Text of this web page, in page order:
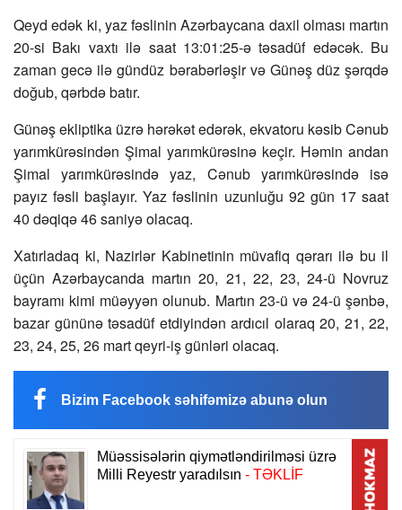
Qeyd edək ki, yaz fəslinin Azərbaycana daxil olması martın
20-si Bakı vaxtı ilə saat 13:01:25-ə təsadüf edəcək. Bu
zaman gecə ilə gündüz bərabərləşir və Günəş düz şərqdə
doğub, qərbdə batır.
Günəş ekliptika üzrə hərəkət edərək, ekvatoru kəsib Cənub
yarımkürəsindən Şimal yarımkürəsinə keçir. Həmin andan
Şimal yarımkürəsində yaz, Cənub yarımkürəsində isə
payız fəsli başlayır. Yaz fəslinin uzunluğu 92 gün 17 saat
40 dəqiqə 46 saniyə olacaq.
Xatırladaq ki, Nazirlər Kabinetinin müvafiq qərarı ilə bu il
üçün Azərbaycanda martın 20, 21, 22, 23, 24-ü Novruz
bayramı kimi müəyyən olunub. Martın 23-ü və 24-ü şənbə,
bazar gününə təsadüf etdiyindən ardıcıl olaraq 20, 21, 22,
23, 24, 25, 26 mart qeyri-iş günləri olacaq.
Bizim Facebook səhifəmizə abunə olun